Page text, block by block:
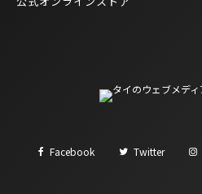
Facebook Twitter